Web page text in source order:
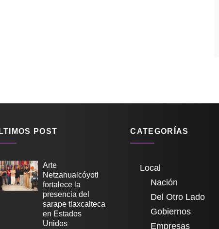
POST
Arte
Netzahualcóyotl
fortalece la
presencia del
sarape tlaxcalteca
en Estados
Unidos
CATEGORÍAS
Local
Nación
Del Otro Lado
Gobiernos
Empresas